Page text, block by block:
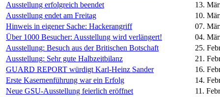
Ausstellung erfolgreich beendet
13.
Ausstellung endet am Freitag
10.
Hinweis in eigener Sache: Hackerangriff
07.
Über 1000 Besucher: Ausstellung wird verlängert!
04.
Ausstellung: Besuch aus der Britischen Botschaft
25.
Ausstellung: Sehr gute Halbzeitbilanz
21.
GUARD REPORT würdigt Karl-Heinz Sander
16.
Erste Kasernenführung war ein Erfolg
14.
Neue GSU-Ausstellung feierlich eröffnet
11.